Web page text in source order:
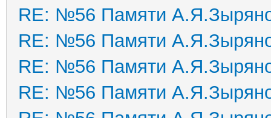
RE: №56 Памяти
RE: №56 Памяти
RE: №56 Памяти
RE: №56 Памяти